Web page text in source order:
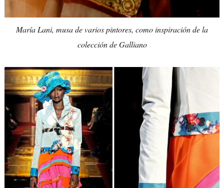
María Lani, musa de varios pintores, como inspiración de la
colección de Galliano